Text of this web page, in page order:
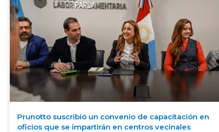
Prunotto suscribió un convenio de capacitación en
oficios que se impartirán en centros vecinales